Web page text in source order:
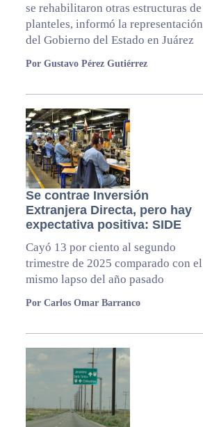
se rehabilitaron otras estructuras de
planteles, informó la representación
del Gobierno del Estado en Juárez
Por Gustavo Pérez Gutiérrez
Se contrae Inversión
Extranjera Directa, pero hay
expectativa positiva: SIDE
Cayó 13 por ciento al segundo
trimestre de 2025 comparado con el
mismo lapso del año pasado
Por Carlos Omar Barranco